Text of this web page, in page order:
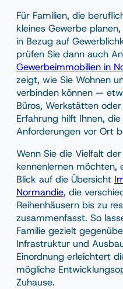
Für Familien, die
kleines Gewerbe
in Bezug auf
prüfen Sie dann auch
Gewerbeimmobilien in
zeigt, wie Sie Wohnen
verbinden können —
Büros, Werkstätten
Erfahrung hilft Ihnen,
Anforderungen vor Ort
Wenn Sie die Vielfalt
kennenlernen möchten,
Blick auf die Übersicht
Normandie, die
Reihenhäusern bis zu
zusammenfasst. So
Familie gezielt
Infrastruktur und
Einordnung erleichtert
mögliche
Zuhause.